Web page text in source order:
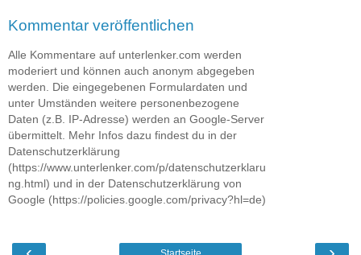
Kommentar veröffentlichen
Alle Kommentare auf unterlenker.com werden
moderiert und können auch anonym abgegeben
werden. Die eingegebenen Formulardaten und
unter Umständen weitere personenbezogene
Daten (z.B. IP-Adresse) werden an Google-Server
übermittelt. Mehr Infos dazu findest du in der
Datenschutzerklärung
(https://www.unterlenker.com/p/datenschutzerklaru
ng.html) und in der Datenschutzerklärung von
Google (https://policies.google.com/privacy?hl=de)